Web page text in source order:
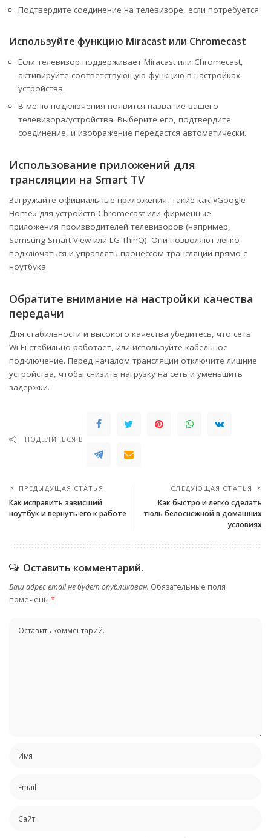
Подтвердите соединение на телевизоре, если потребуется.
Используйте функцию Miracast или Chromecast
Если телевизор поддерживает Miracast или Chromecast,
активируйте соответствующую функцию в настройках
устройства.
В меню подключения появится название вашего
телевизора/устройства. Выберите его, подтвердите
соединение, и изображение передастся автоматически.
Использование приложений для
трансляции на Smart TV
Загружайте официальные приложения, такие как «Google
Home» для устройств Chromecast или фирменные
приложения производителей телевизоров (например,
Samsung Smart View или LG ThinQ). Они позволяют легко
подключаться и управлять процессом трансляции прямо с
ноутбука.
Обратите внимание на настройки качества
передачи
Для стабильности и высокого качества убедитесь, что сеть
Wi-Fi стабильно работает, или используйте кабельное
подключение. Перед началом трансляции отключите лишние
устройства, чтобы снизить нагрузку на сеть и уменьшить
задержки.
ПОДЕЛИТЬСЯ В
ПРЕДЫДУЩАЯ СТАТЬЯ
Как исправить зависший
ноутбук и вернуть его к работе
СЛЕДУЮЩАЯ СТАТЬЯ
Как быстро и легко сделать
тюль белоснежной в домашних
условиях
Оставить комментарий.
Ваш адрес email не будет опубликован. Обязательные поля
помечены *